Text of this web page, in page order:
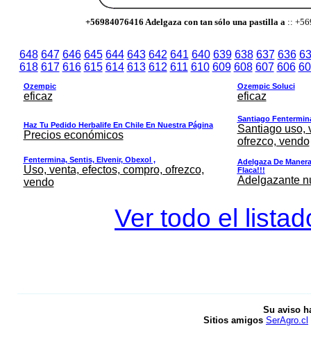
+56984076416 Adelgaza con tan sólo una pastilla a ::
648 647 646 645 644 643 642 641 640 639 638 637 636
618 617 616 615 614 613 612 611 610 609 608 607 606
Ozempic
eficaz
Ozempic Soluci
eficaz
Haz Tu Pedido Herbalife En Chile En Nuestra Página
Precios económicos
Santiago
Santiago uso,
ofrezco, vendo
Fentermina, Sentis, Elvenir, Obexol ,
Uso, venta, efectos, compro, ofrezco,
vendo
Adelgaza De
Flaca!!!
Adelgazante
Ver todo el
Su aviso
Sitios amigos SerAgro.cl